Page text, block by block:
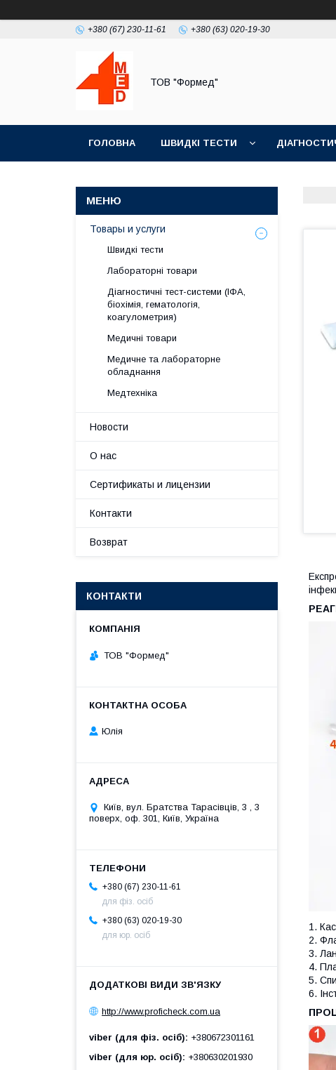
+380 (67) 230-11-61 +380 (63) 020-19-30
ТОВ "Формед"
ГОЛОВНА ШВИДКІ ТЕСТИ
1.
2.
3.
4.
5.
6.
Товары и услуги
Швидкі тести
Лабораторні товари
Діагностичні тест-системи (ІФА,
біохімія, гематологія,
коагулометрия)
Медичні товари
Медичне та лабораторне
обладнання
Медтехніка
Новости
О нас
Сертификаты и лицензии
Контакти
Возврат
КОНТАКТИ
ТОВ "Формед"
Юлія
Київ, вул. Братства Тарасівців, 3 , 3
поверх, оф. 301, Київ, Україна
+380 (67) 230-11-61
для фіз. осіб
+380 (63) 020-19-30
для юр. осіб
http://www.proficheck.com.ua
viber (для фіз. осіб)
+380672301161
viber (для юр. осіб)
+380630201930